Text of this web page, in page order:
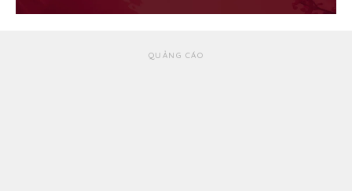
QUẢNG CÁO